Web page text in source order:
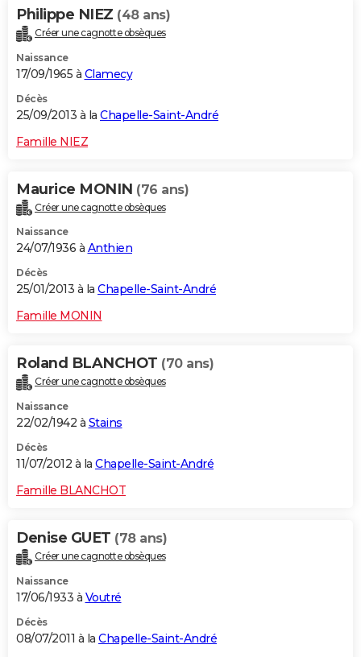
Philippe NIEZ (48 ans)
Créer une cagnotte obsèques
Naissance
17/09/1965 à Clamecy
Décès
25/09/2013 à la Chapelle-Saint-André
Famille NIEZ
Maurice MONIN (76 ans)
Créer une cagnotte obsèques
Naissance
24/07/1936 à Anthien
Décès
25/01/2013 à la Chapelle-Saint-André
Famille MONIN
Roland BLANCHOT (70 ans)
Créer une cagnotte obsèques
Naissance
22/02/1942 à Stains
Décès
11/07/2012 à la Chapelle-Saint-André
Famille BLANCHOT
Denise GUET (78 ans)
Créer une cagnotte obsèques
Naissance
17/06/1933 à Voutré
Décès
08/07/2011 à la Chapelle-Saint-André